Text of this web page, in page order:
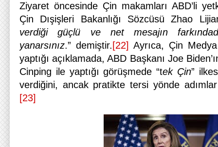
Ziyaret öncesinde Çin makamları ABD’li
Çin Dışişleri Bakanlığı Sözcüsü Zhao
verdiği güçlü ve net mesajın
yanarsınız.” demiştir. [22] Ayrıca, Çin
yaptığı açıklamada, ABD Başkanı Joe
Cinping ile yaptığı görüşmede “tek Çin”
verdiğini, ancak pratikte tersi yönde adımlar
[23]